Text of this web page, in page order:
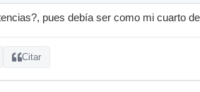
pues debía ser como mi cuarto
Citar